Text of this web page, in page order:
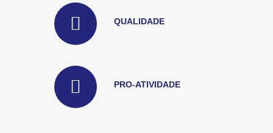
QUALIDADE
PRO-ATIVIDADE